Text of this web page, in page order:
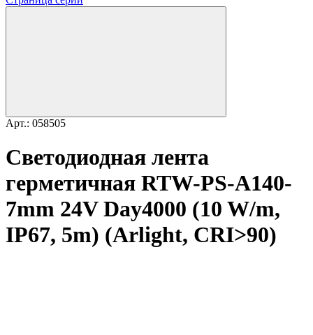
Арт.: 058505
Светодиодная лента
герметичная RTW-PS-A140-
7mm 24V Day4000 (10 W/m,
IP67, 5m) (Arlight, CRI>90)